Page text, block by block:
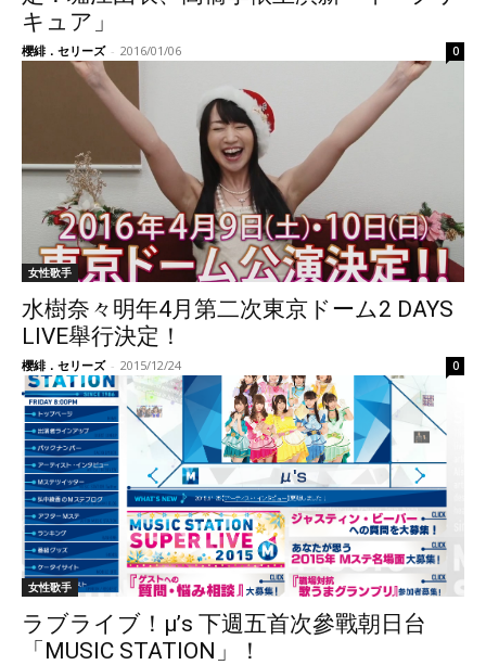
キュア」
櫻緋．セリーズ - 2016/01/06 0
女性歌手
水樹奈々明年4月第二次東京ドーム2 DAYS
LIVE舉行決定！
櫻緋．セリーズ - 2015/12/24 0
女性歌手
ラブライブ！μ’s 下週五首次參戰朝日台
「MUSIC STATION」！